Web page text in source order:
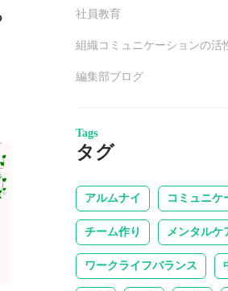
社員教育
組織コミュニケーションの活
編集部ブログ
Tags
タグ
アルムナイ コミュニケ
チーム作り メンタルケ
ワークライフバランス